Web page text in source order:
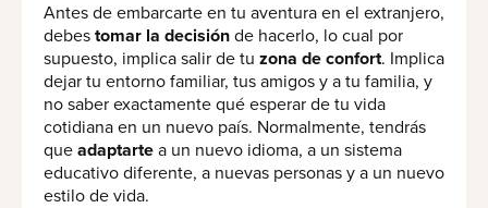
Antes de embarcarte en tu aventura en el extranjero,
debes tomar la decisión de hacerlo, lo cual por
supuesto, implica salir de tu zona de confort. Implica
dejar tu entorno familiar, tus amigos y a tu familia, y
no saber exactamente qué esperar de tu vida
cotidiana en un nuevo país. Normalmente, tendrás
que adaptarte a un nuevo idioma, a un sistema
educativo diferente, a nuevas personas y a un nuevo
estilo de vida.